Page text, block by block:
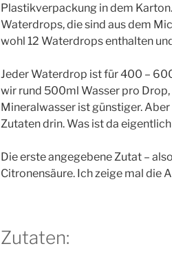
Plastikverpackung in dem
Waterdrops, die sind aus dem
wohl 12 Waterdrops enthalten
Jeder Waterdrop ist für 400 –
wir rund 500ml Wasser pro
Mineralwasser ist günstiger.
Zutaten drin. Was ist da
Die erste angegebene Zutat –
Citronensäure. Ich zeige mal die
Zutaten: